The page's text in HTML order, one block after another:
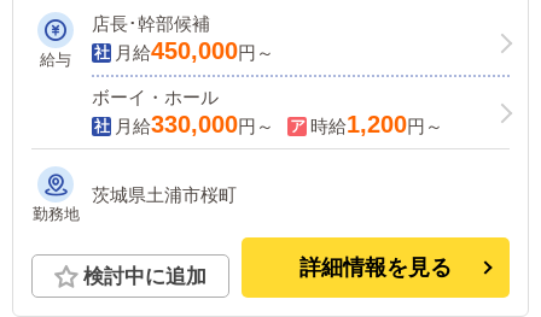
は高待遇！
給与
店長･幹部候補
月給450,000円～
ボーイ・ホール
月給330,000円～ 時給1,200円～
勤務地
茨城県土浦市桜町
検討中に追加 詳細情報を見る